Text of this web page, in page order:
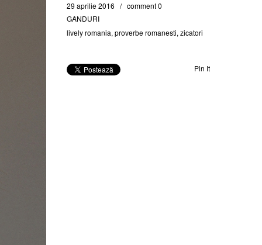
29 aprilie 2016
comment 0
GȂNDURI
lively romania, proverbe romanesti, zicatori
Pin It